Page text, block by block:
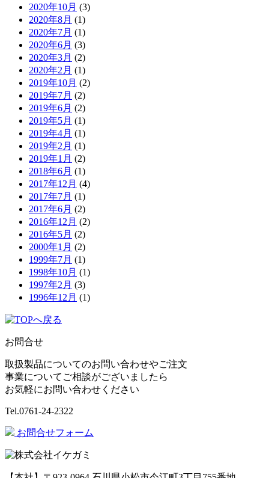
2020年10月 (3)
2020年8月 (1)
2020年7月 (1)
2020年6月 (3)
2020年3月 (2)
2020年2月 (1)
2019年10月 (2)
2019年7月 (2)
2019年6月 (2)
2019年5月 (1)
2019年4月 (1)
2019年2月 (1)
2019年1月 (2)
2018年6月 (1)
2017年12月 (4)
2017年7月 (1)
2017年6月 (2)
2016年12月 (2)
2016年5月 (2)
2000年1月 (2)
1999年7月 (1)
1998年10月 (1)
1997年2月 (3)
1996年12月 (1)
お問合せ
取扱製品についてのお問い合わせやご注文
事業についてご相談がございましたら
お気軽にお問い合わせください
Tel.0761-24-2322
お問合せフォーム